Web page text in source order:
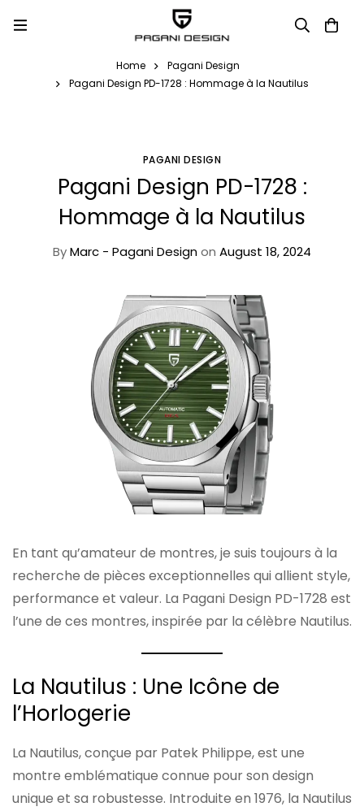
Home
Pagani Design
Pagani Design PD-1728 : Hommage à la Nautilus
PAGANI DESIGN
Pagani Design PD-1728 :
Hommage à la Nautilus
ByMarc - Pagani Designon August 18, 2024
En tant qu’amateur de montres, je suis toujours à la
recherche de pièces exceptionnelles qui allient style,
performance et valeur. La Pagani Design PD-1728 est
l’une de ces montres, inspirée par la célèbre Nautilus.
La Nautilus : Une Icône de
l’Horlogerie
La Nautilus, conçue par Patek Philippe, est une
montre emblématique connue pour son design
unique et sa robustesse. Introduite en 1976, la Nautilus